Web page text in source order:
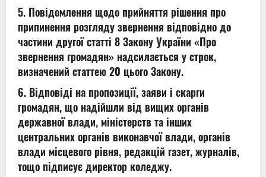
5. Повідомлення щодо прийняття рішення про
припинення розгляду звернення відповідно до
частини другої статті 8 Закону України «Про
звернення громадян» надсилається у строк,
визначений статтею 20 цього Закону.
6. Відповіді на пропозиції, заяви і скарги
громадян, що надійшли від вищих органів
державної влади, міністерств та інших
центральних органів виконавчої влади, органів
влади місцевого рівня, редакцій газет, журналів,
тощо підписує директор коледжу.